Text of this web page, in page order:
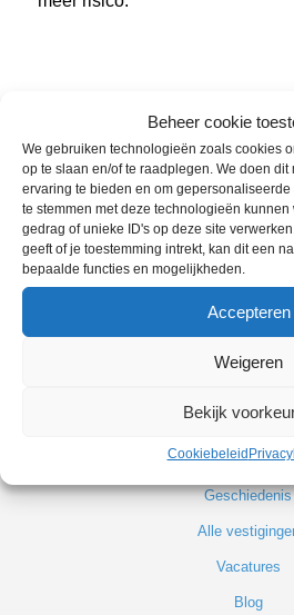
Beheer cookie
We gebruiken technologieën zoals cookies
op te slaan en/of te raadplegen. We doen dit
ervaring te bieden en om
te stemmen met deze technologieën
gedrag of unieke ID's op deze site
geeft of je toestemming intrekt, kan dit een
bepaalde functies en mogelijkheden.
Accepteren
Weigeren
Bekijk
Cookiebeleid
FILIALEN
Fietsenwinkel
Fietsenwinkel Leiden
Scooterwinkel Leiden
OVER
Geschiedenis
Alle
Vacatures
Blog